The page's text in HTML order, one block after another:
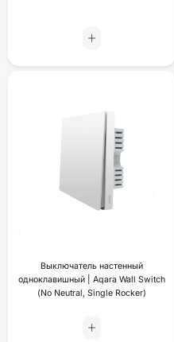
Выключатель настенный
одноклавишный | Aqara Wall Switch
(No Neutral, Single Rocker)